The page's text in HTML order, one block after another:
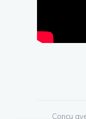
Conçu